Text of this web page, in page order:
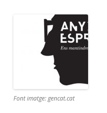
Font imatge: gencat.cat